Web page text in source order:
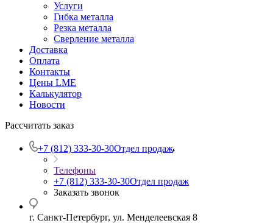
Услуги
Гибка металла
Резка металла
Сверление металла
Доставка
Оплата
Контакты
Цены LME
Калькулятор
Новости
Рассчитать заказ
+7 (812) 333-30-30Отдел продаж
Телефоны
+7 (812) 333-30-30Отдел продаж
Заказать звонок
г. Санкт-Петербург, ул. Менделеевская 8